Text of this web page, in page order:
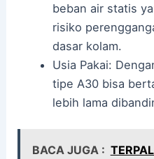
beban air statis
risiko
dasar kolam.
Usia Pakai:
tipe A30 bisa
lebih lama
BACA JUGA :